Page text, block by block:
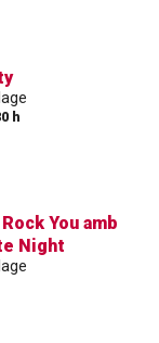
h
You amb
Night